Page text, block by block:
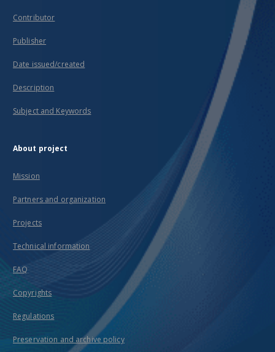
Contributor
Publisher
Date issued/created
Description
Subject and Keywords
About project
Mission
Partners and organization
Projects
Technical information
FAQ
Copyrights
Regulations
Preservation and archive policy